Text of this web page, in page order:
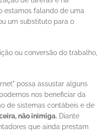
estamos falando de uma
um substituto para o
ou conversão do trabalho,
nos beneficiar da
de sistemas contábeis e de
não inimiga. Diante
que ainda prestam